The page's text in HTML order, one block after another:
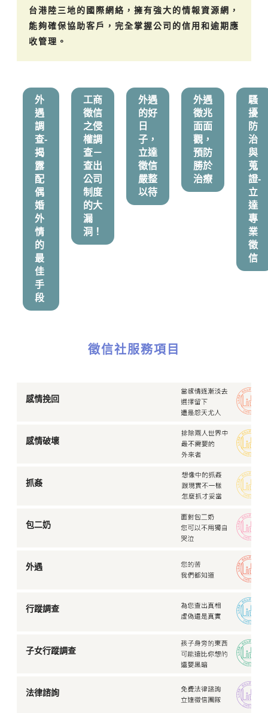
台港陸三地的國際網絡，擁有強大的情報資源網，
能夠確保協助客戶，完全掌握公司的信用和逾期應
收管理。
外
遇
調
查-
揭
露
配
偶
婚
外
情
的
最
佳
手
段
工商
徵信
之侵
權調
查－
查出
公司
制度
的大
漏
洞！
外遇
的好
日
子，
立達
徵信
嚴整
以待
外遇
徵兆
面面
觀，
預防
勝於
治療
騷
擾
防
治
與
蒐
證-
立
達
專
業
徵
信
徵信社服務項目
感情挽回
感情破壞
抓姦
包二奶
外遇
行蹤調查
子女行蹤調查
法律諮詢